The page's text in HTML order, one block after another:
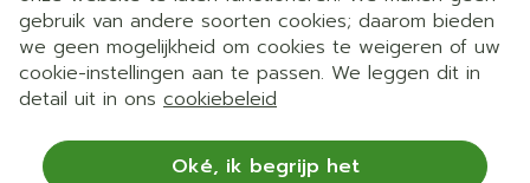
gebruik van andere soorten cookies; daarom bieden
we geen mogelijkheid om cookies te weigeren of uw
cookie-instellingen aan te passen. We leggen dit in
detail uit in ons cookiebeleid
Oké, ik begrijp het